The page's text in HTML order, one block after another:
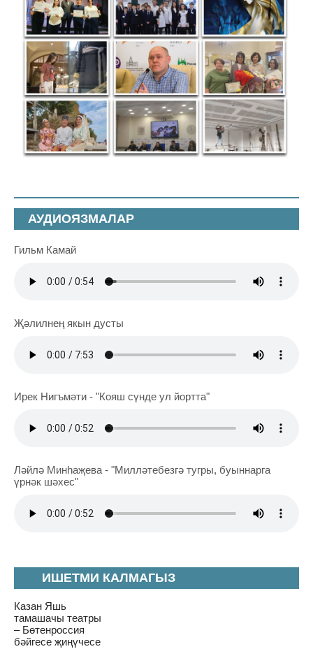
ИШЕТМИ КАЛМАГЫЗ
Казан Яшь
тамашачы театры
– Бөтенроссия
бәйгесе җиңүчесе
АУДИОЯЗМАЛАР
Гильм Камай
Җәлилнең якын дусты
Ирек Нигъмәти - "Кояш сүнде ул йортта"
Ләйлә Минһаҗева - "Милләтебезгә тугры, буыннарга
үрнәк шәхес"